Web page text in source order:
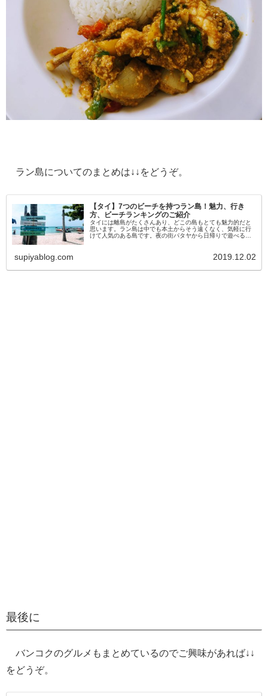
ラン島についてのまとめは↓↓をどうぞ。
【タイ】7つのビーチを持つラン島！魅力、行き
方、ビーチランキングのご紹介
タイには離島がたくさんあり、どこの島もとても魅力的だと
思います。ラン島は中でも本土からそう遠くなく、気軽に行
けて人気のある島です。夜の街パタヤから日帰りで遊べるの
りません。今回はそんなラン島の魅力、行き方、……
supiyablog.com 2019.12.02
最後に
バンコクのグルメもまとめているのでご興味があれば↓↓
をどうぞ。